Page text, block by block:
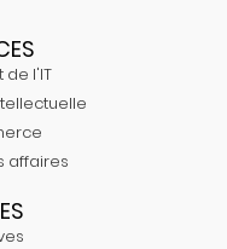
de l'IT
affaires